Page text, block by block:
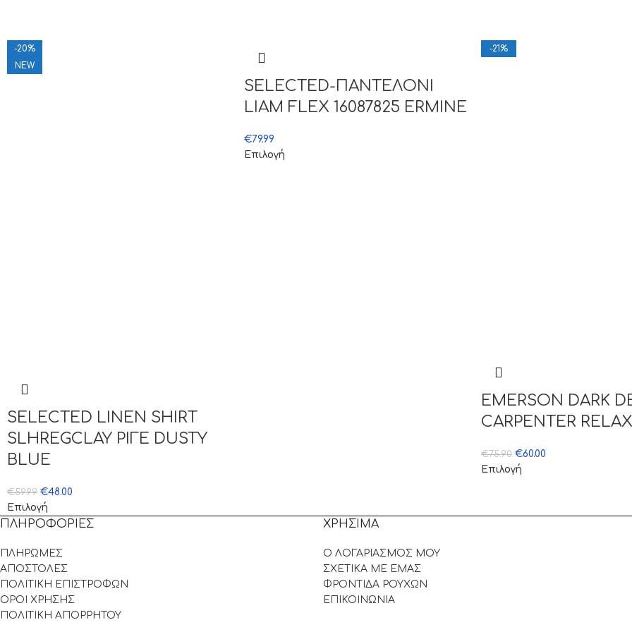
-20%
NEW
SELECTED LINEN SHIRT
SLHREGCLAY ΡΙΓΕ DUSTY
BLUE
€59.99 €48.00
Επιλογή
SELECTED-ΠΑΝΤΕΛΟΝΙ
LIAM FLEX 16087825 ERMINE
€79.99
Επιλογή
-21%
EMERSON DARK
CARPENTER
€75.90 €60.00
Επιλογή
ΠΛΗΡΟΦΟΡΙΕΣ
ΠΛΗΡΩΜΕΣ
ΑΠΟΣΤΟΛΕΣ
ΠΟΛΙΤΙΚΗ ΕΠΙΣΤΡΟΦΩΝ
ΟΡΟΙ ΧΡΗΣΗΣ
ΠΟΛΙΤΙΚΗ ΑΠΟΡΡΗΤΟΥ
ΧΡΗΣΙΜΑ
Ο ΛΟΓΑΡΙΑΣΜΟΣ ΜΟΥ
ΣΧΕΤΙΚΑ ΜΕ ΕΜΑΣ
ΦΡΟΝΤΙΔΑ ΡΟΥΧΩΝ
ΕΠΙΚΟΙΝΩΝΙΑ